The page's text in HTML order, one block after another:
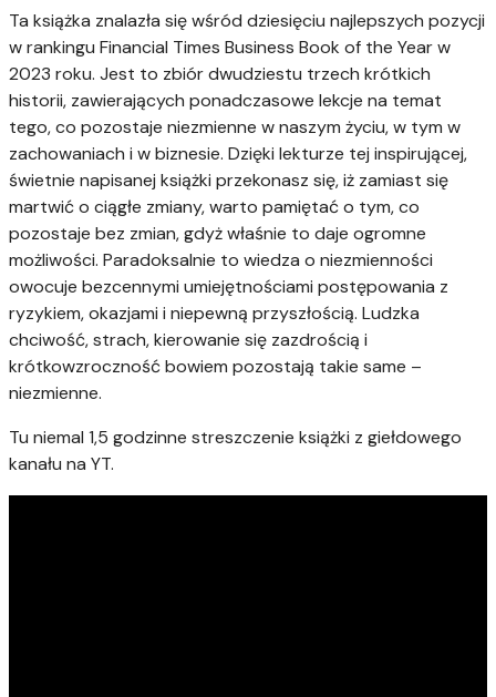
Ta książka znalazła się wśród dziesięciu najlepszych pozycji
w rankingu Financial Times Business Book of the Year w
2023 roku. Jest to zbiór dwudziestu trzech krótkich
historii, zawierających ponadczasowe lekcje na temat
tego, co pozostaje niezmienne w naszym życiu, w tym w
zachowaniach i w biznesie. Dzięki lekturze tej inspirującej,
świetnie napisanej książki przekonasz się, iż zamiast się
martwić o ciągłe zmiany, warto pamiętać o tym, co
pozostaje bez zmian, gdyż właśnie to daje ogromne
możliwości. Paradoksalnie to wiedza o niezmienności
owocuje bezcennymi umiejętnościami postępowania z
ryzykiem, okazjami i niepewną przyszłością. Ludzka
chciwość, strach, kierowanie się zazdrością i
krótkowzroczność bowiem pozostają takie same –
niezmienne.
Tu niemal 1,5 godzinne streszczenie książki z giełdowego
kanału na YT.